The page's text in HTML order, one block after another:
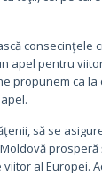
consecinţele
apel pentru
propunem ca
să se
prosperă
al Europei.